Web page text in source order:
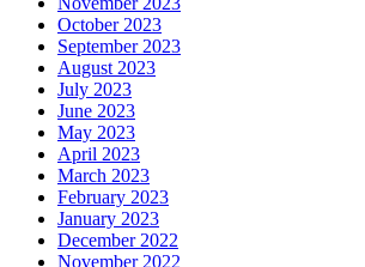
October 2023
September 2023
August 2023
July 2023
June 2023
May 2023
April 2023
March 2023
February 2023
January 2023
December 2022
November 2022